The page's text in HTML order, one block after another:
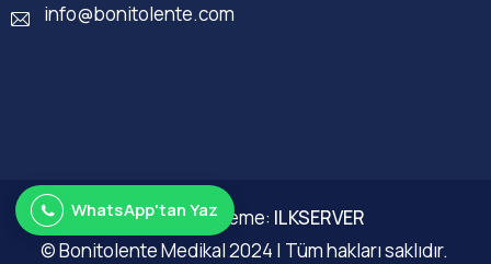
info@bonitolente.com
Web Düzenleme: ILKSERVER
© Bonitolente Medikal 2024 | Tüm hakları saklıdır.
WhatsApp'tan Yaz